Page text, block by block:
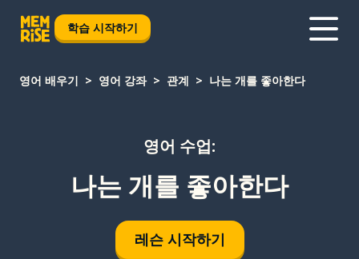
학습 시작하기
영어 배우기 영어 강좌 관계 나는 개를 좋아한다
영어 수업:
나는 개를 좋아한다
레슨 시작하기